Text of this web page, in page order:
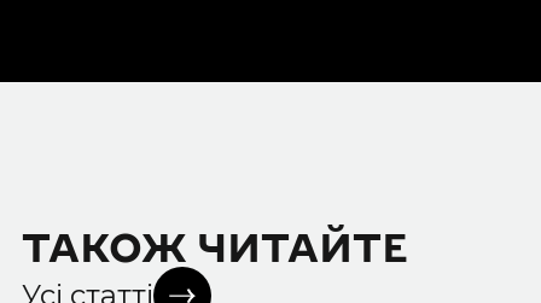
ТАКОЖ ЧИТАЙТЕ
Усі статті